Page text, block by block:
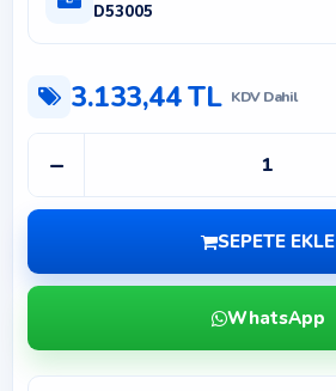
D53005
3.133,44 TL KDV Dahil
−
SEPETE EKLE
WhatsApp